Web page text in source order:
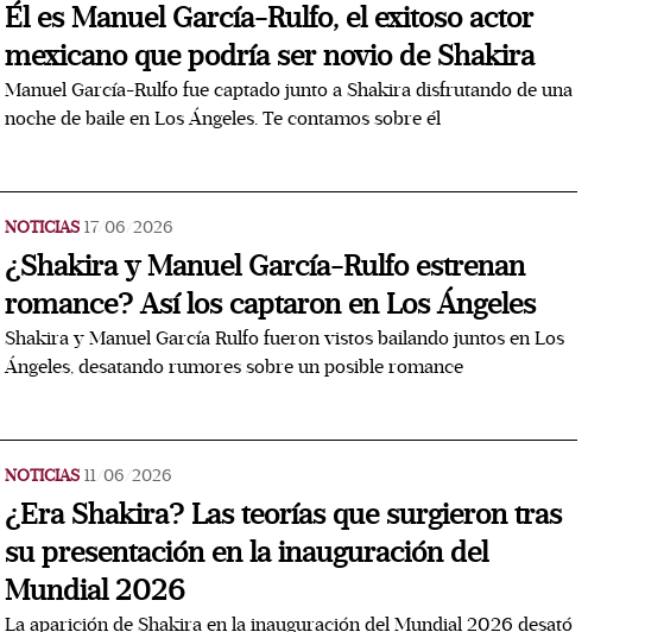
Él es Manuel García-Rulfo, el exitoso actor
mexicano que podría ser novio de Shakira
Manuel García-Rulfo fue captado junto a Shakira disfrutando de una
noche de baile en Los Ángeles. Te contamos sobre él
NOTICIAS 17/06/2026
¿Shakira y Manuel García-Rulfo estrenan
romance? Así los captaron en Los Ángeles
Shakira y Manuel García Rulfo fueron vistos bailando juntos en Los
Ángeles, desatando rumores sobre un posible romance
NOTICIAS 11/06/2026
¿Era Shakira? Las teorías que surgieron tras
su presentación en la inauguración del
Mundial 2026
La aparición de Shakira en la inauguración del Mundial 2026 desató